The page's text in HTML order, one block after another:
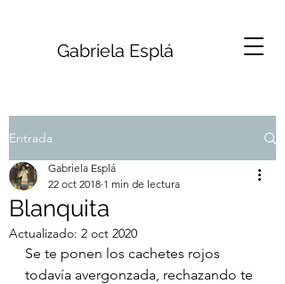
Gabriela Esplá
Entrada
Blanquita
Gabriela Esplá
22 oct 2018 1 min de lectura
Actualizado: 2 oct 2020
Se te ponen los cachetes rojos
todavía avergonzada, rechazando te